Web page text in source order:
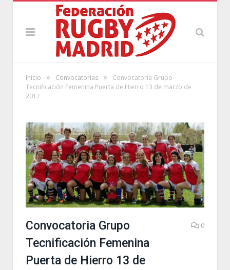
Inicio » Convocatorias »
Convocatoria Grupo
Tecnificación Femenina Puerta de Hierro 13 de marzo de
2017
Convocatoria Grupo
Tecnificación Femenina
Puerta de Hierro 13 de
0